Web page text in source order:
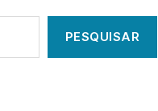
PESQUISAR